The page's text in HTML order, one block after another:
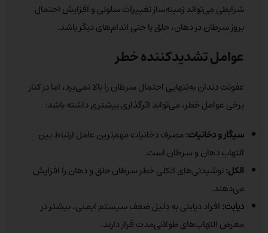
شرایطی می‌تواند زمینه‌ساز تغییرات سلولی و افزایش احتمال
بروز سرطان در دهان، حلق یا حتی اندام‌های دیگر باشد.
عوامل تشدیدکننده خطر
عفونت دندان به‌تنهایی احتمال سرطان را بالا نمی‌برد، اما در کنار
برخی عوامل خطر، می‌تواند اثرگذاری بیشتری داشته باشد:
سیگار و دخانیات:مصرف دخانیات مهم‌ترین عامل ارتباط بین
التهاب دهان و سرطان است.
الکل:نوشیدنی‌های الکلی خطر سرطان حلق و دهان را افزایش
می‌دهند.
دیابت: افراد دیابتی به دلیل ضعف سیستم ایمنی، بیشتر در
معرض التهاب‌های طولانی‌مدت قرار دارند.